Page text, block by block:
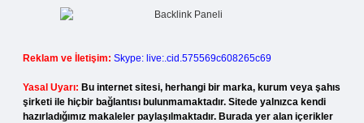
Reklam ve İletişim: Skype: live:.cid.575569c608265c69
Yasal Uyarı: Bu internet sitesi, herhangi bir marka, kurum veya şahıs
şirketi ile hiçbir bağlantısı bulunmamaktadır. Sitede yalnızca kendi
hazırladığımız makaleler paylaşılmaktadır. Burada yer alan içerikler